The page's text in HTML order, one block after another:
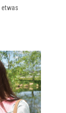
etwas